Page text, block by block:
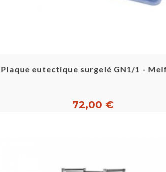
Plaque eutectique surgelé GN1/1 -
72,00 €